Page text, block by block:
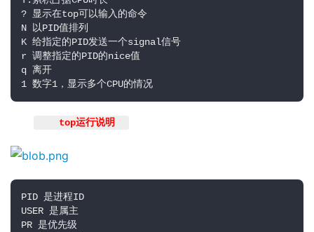
? 显示在top可以输入的命令
N 以PID值排列
K 给指定的PID发送一个signal信号
r 调整指定的PID的nice值
q 离开
1 数字1，显示多个CPU的情况
top运行说明
PID 是进程ID
USER 是属主
PR 是优先级